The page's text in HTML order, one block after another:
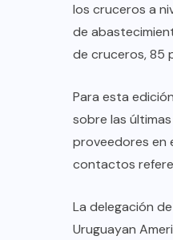
los cruceros a
de
de cruceros, 85
Para esta
sobre las
proveedores en
contactos
La delegación
Uruguayan